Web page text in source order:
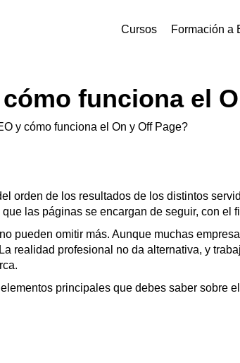
Cursos Formación a
funciona el
y cómo funciona el On y Off Page?
orden de los resultados de los distintos
las páginas se encargan de seguir, con
pueden omitir más. Aunque muchas
realidad profesional no da alternativa, y
principales que debes saber sobre